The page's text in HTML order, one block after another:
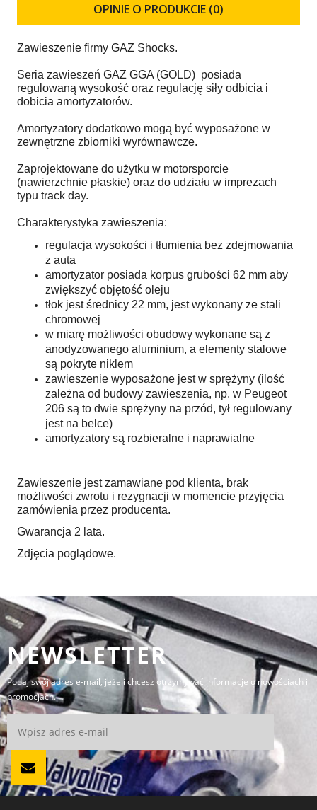
OPINIE O PRODUKCIE (0)
Zawieszenie firmy GAZ Shocks.
Seria zawieszeń GAZ GGA (GOLD) posiada
regulowaną wysokość oraz regulację siły odbicia i
dobicia amortyzatorów.
Amortyzatory dodatkowo mogą być wyposażone w
zewnętrzne zbiorniki wyrównawcze.
Zaprojektowane do użytku w motorsporcie
(nawierzchnie płaskie) oraz do udziału w imprezach
typu track day.
Charakterystyka zawieszenia:
regulacja wysokości i tłumienia bez zdejmowania
z auta
amortyzator posiada korpus grubości 62 mm aby
zwiększyć objętość oleju
tłok jest średnicy 22 mm, jest wykonany ze stali
chromowej
w miarę możliwości obudowy wykonane są z
anodyzowanego aluminium, a elementy stalowe
są pokryte niklem
zawieszenie wyposażone jest w sprężyny (ilość
zależna od budowy zawieszenia, np. w Peugeot
206 są to dwie sprężyny na przód, tył regulowany
jest na belce)
amortyzatory są rozbieralne i naprawialne
Zawieszenie jest zamawiane pod klienta, brak
możliwości zwrotu i rezygnacji w momencie przyjęcia
zamówienia przez producenta.
Gwarancja 2 lata.
Zdjęcia poglądowe.
NEWSLETTER
Podaj swój adres e-mail, jeżeli chcesz otrzymywać informacje o nowościach i
promocjach.